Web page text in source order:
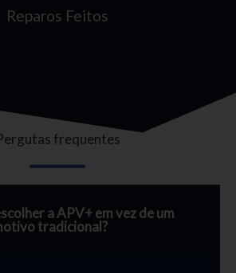
Reparos Feitos
frequentes
a APV+ em vez de um
tradicional?